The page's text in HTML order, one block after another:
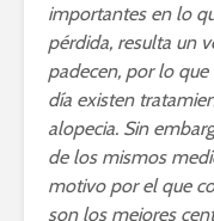
importantes en lo
pérdida, resulta un
padecen, por lo
día existen
alopecia. Sin
de los mismos
motivo por el que
son los mejores